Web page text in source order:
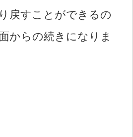
戻すことができるの
からの続きになりま